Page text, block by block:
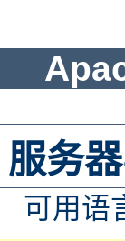
务
可用语